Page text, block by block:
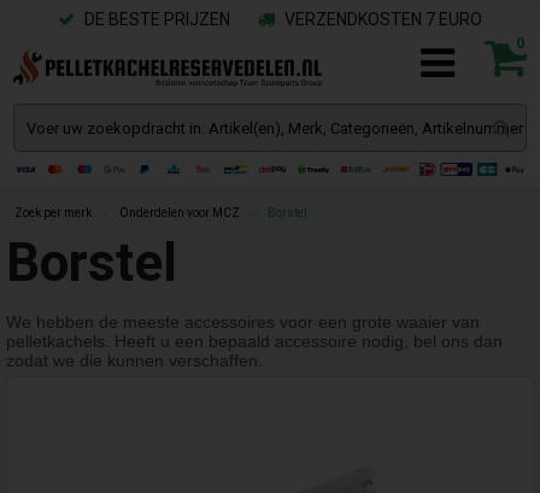
DE BESTE PRIJZEN VERZENDKOSTEN 7 EURO
0
Zoek per merk Onderdelen voor MCZ Borstel
Borstel
We hebben de meeste accessoires voor een grote waaier van
pelletkachels. Heeft u een bepaald accessoire nodig, bel ons dan
zodat we die kunnen verschaffen.